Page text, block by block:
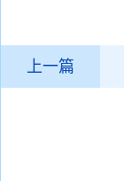
上一篇